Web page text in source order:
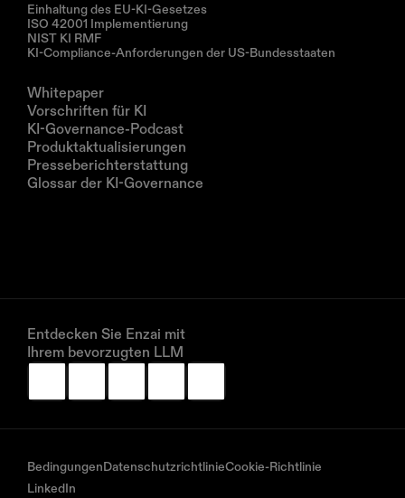
Einhaltung des EU-KI-Gesetzes
ISO 42001 Implementierung
NIST KI RMF
KI-Compliance-Anforderungen der US-Bundesstaaten
Whitepaper
Vorschriften für KI
KI-Governance-Podcast
Produktaktualisierungen
Presseberichterstattung
Glossar der KI-Governance
Entdecken Sie Enzai mit
Ihrem bevorzugten LLM
BedingungenDatenschutzrichtlinieCookie-Richtlinie
LinkedIn